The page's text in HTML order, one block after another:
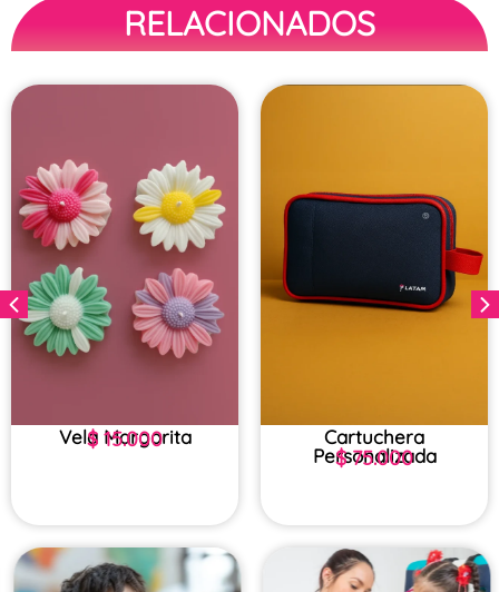
RELACIONADOS
Vela Margarita
$ 15.000
Cartuchera
Personalizada
$75.000